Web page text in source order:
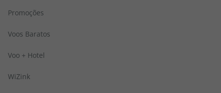
Promoções
Voos Baratos
Voo + Hotel
WiZink